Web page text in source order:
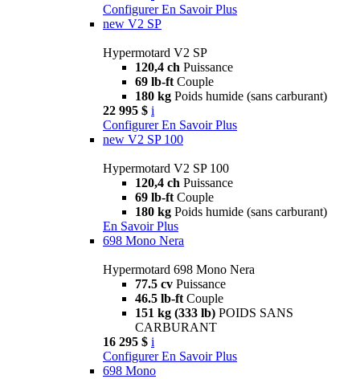
Configurer En Savoir Plus
new V2 SP
Hypermotard V2 SP
120,4 ch Puissance
69 lb-ft Couple
180 kg Poids humide (sans carburant)
22 995 $ i
Configurer En Savoir Plus
new V2 SP 100
Hypermotard V2 SP 100
120,4 ch Puissance
69 lb-ft Couple
180 kg Poids humide (sans carburant)
En Savoir Plus
698 Mono Nera
Hypermotard 698 Mono Nera
77.5 cv Puissance
46.5 lb-ft Couple
151 kg (333 lb) POIDS SANS
CARBURANT
16 295 $ i
Configurer En Savoir Plus
698 Mono